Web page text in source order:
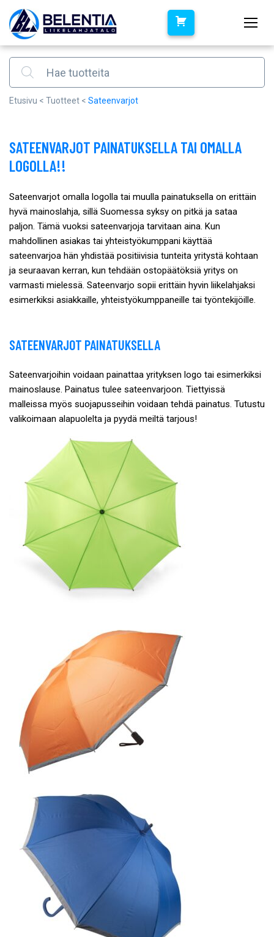
Products search
Etusivu < Tuotteet < Sateenvarjot
SATEENVARJOT PAINATUKSELLA TAI OMALLA
LOGOLLA!!
Sateenvarjot omalla logolla tai muulla painatuksella on erittäin
hyvä mainoslahja, sillä Suomessa syksy on pitkä ja sataa
paljon. Tämä vuoksi sateenvarjoja tarvitaan aina. Kun
mahdollinen asiakas tai yhteistyökumppani käyttää
sateenvarjoa hän yhdistää positiivisia tunteita yritystä kohtaan
ja seuraavan kerran, kun tehdään ostopäätöksiä yritys on
varmasti mielessä. Sateenvarjo sopii erittäin hyvin liikelahjaksi
esimerkiksi asiakkaille, yhteistyökumppaneille tai työntekijöille.
SATEENVARJOT PAINATUKSELLA
Sateenvarjoihin voidaan painattaa yrityksen logo tai esimerkiksi
mainoslause. Painatus tulee sateenvarjoon. Tiettyissä
malleissa myös suojapusseihin voidaan tehdä painatus. Tutustu
valikoimaan alapuolelta ja pyydä meiltä tarjous!